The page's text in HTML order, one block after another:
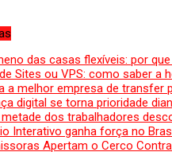
das casas flexíveis: por
Sites ou VPS: como saber a
a melhor empresa de transfer
digital se torna prioridade
metade dos trabalhadores
Interativo ganha força no
Apertam o Cerco